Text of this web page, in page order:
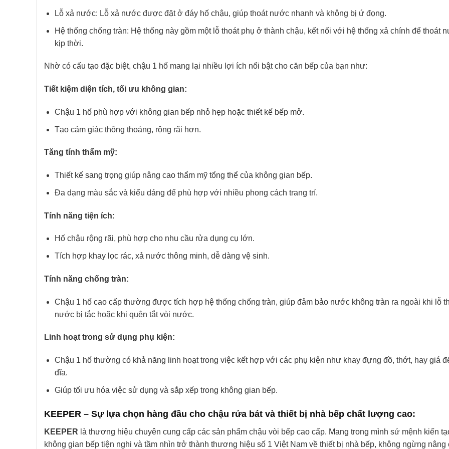
Lỗ xả nước: Lỗ xả nước được đặt ở đáy hố chậu, giúp thoát nước nhanh và không bị ứ đọng.
Hệ thống chống tràn: Hệ thống này gồm một lỗ thoát phụ ở thành chậu, kết nối với hệ thống xả chính để thoát
kịp thời.
Nhờ có cấu tạo đặc biệt, chậu 1 hố mang lại nhiều lợi ích nổi bật cho căn bếp của bạn như:
Tiết kiệm diện tích, tối ưu không gian:
Chậu 1 hố phù hợp với không gian bếp nhỏ hẹp hoặc thiết kế bếp mở.
Tạo cảm giác thông thoáng, rộng rãi hơn.
Tăng tính thẩm mỹ:
Thiết kế sang trọng giúp nâng cao thẩm mỹ tổng thể của không gian bếp.
Đa dạng màu sắc và kiểu dáng để phù hợp với nhiều phong cách trang trí.
Tính năng tiện ích:
Hố chậu rộng rãi, phù hợp cho nhu cầu rửa dụng cụ lớn.
Tích hợp khay lọc rác, xả nước thông minh, dễ dàng vệ sinh.
Tính năng chống tràn:
Chậu 1 hố cao cấp thường được tích hợp hệ thống chống tràn, giúp đảm bảo nước không tràn ra ngoài khi lỗ
nước bị tắc hoặc khi quên tắt vòi nước.
Linh hoạt trong sử dụng phụ kiện:
Chậu 1 hố thường có khả năng linh hoạt trong việc kết hợp với các phụ kiện như khay đựng đồ, thớt, hay giá
đĩa.
Giúp tối ưu hóa việc sử dụng và sắp xếp trong không gian bếp.
KEEPER – Sự lựa chọn hàng đầu cho chậu rửa bát và thiết bị nhà bếp chất lượng cao:
KEEPER là thương hiệu chuyên cung cấp các sản phẩm chậu vòi bếp cao cấp. Mang trong mình sứ mệnh kiến
không gian bếp tiện nghi và tầm nhìn trở thành thương hiệu số 1 Việt Nam về thiết bị nhà bếp, không ngừng nâng